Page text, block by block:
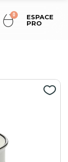
ESPACE
PRO